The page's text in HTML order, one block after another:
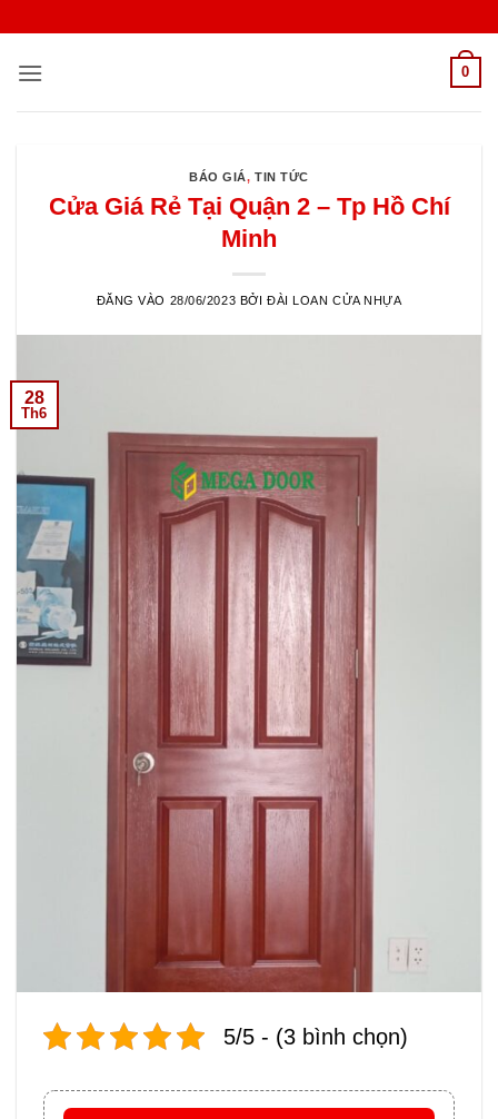
nội
0
BÁO GIÁ,TIN TỨC
Cửa Giá Rẻ Tại Quận 2 – Tp Hồ Chí
Minh
ĐĂNG VÀO 28/06/2023 BỞI ĐÀI LOAN CỬA NHỰA
28
Th6
5/5 - (3 bình chọn)